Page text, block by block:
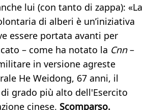
lui (con tanto di zappa): «La
di alberi è un’iniziativa
essere portata avanti per
– come ha notato la Cnn–
in versione agreste
He Weidong, 67 anni, il
grado più alto dell'Esercito
cinese. Scomparso.